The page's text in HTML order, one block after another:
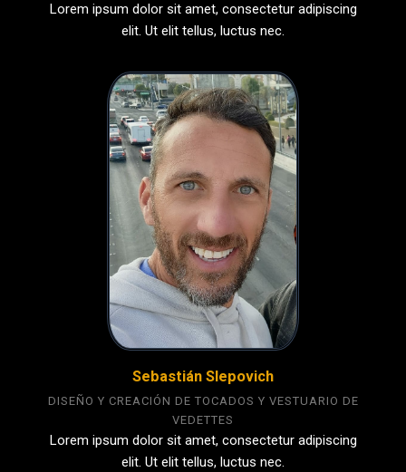
Lorem ipsum dolor sit amet, consectetur adipiscing
elit. Ut elit tellus, luctus nec.
Sebastián Slepovich
DISEÑO Y CREACIÓN DE TOCADOS Y VESTUARIO DE
VEDETTES
Lorem ipsum dolor sit amet, consectetur adipiscing
elit. Ut elit tellus, luctus nec.